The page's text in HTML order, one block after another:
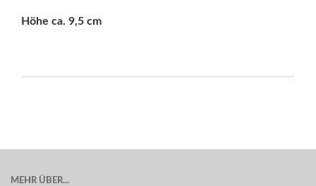
Höhe ca. 9,5 cm
MEHR ÜBER...